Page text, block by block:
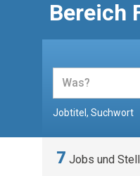
Bereich
Jobtitel, Suchwort
7 Jobs und